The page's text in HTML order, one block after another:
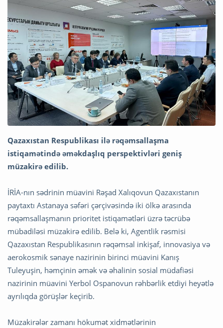
Qazaxıstan Respublikası ilə rəqəmsallaşma
istiqamətində əməkdaşlıq perspektivləri geniş
müzakirə edilib.
İRİA-nın sədrinin müavini Rəşad Xalıqovun Qazaxıstanın
paytaxtı Astanaya səfəri çərçivəsində iki ölkə arasında
rəqəmsallaşmanın prioritet istiqamətləri üzrə təcrübə
mübadiləsi müzakirə edilib. Belə ki, Agentlik rəsmisi
Qazaxıstan Respublikasının rəqəmsal inkişaf, innovasiya və
aerokosmik sənaye nazirinin birinci müavini Kanış
Tuleyuşin, həmçinin əmək və əhalinin sosial müdafiəsi
nazirinin müavini Yerbol Ospanovun rəhbərlik etdiyi heyətlə
ayrılıqda görüşlər keçirib.
Müzakirələr zamanı hökumət xidmətlərinin